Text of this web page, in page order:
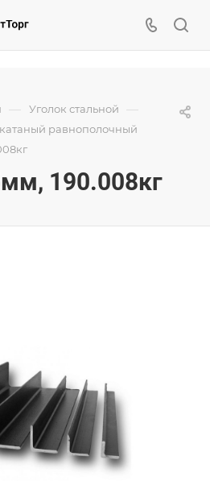
— Уголок стальной —
равнополочный
190.008кг